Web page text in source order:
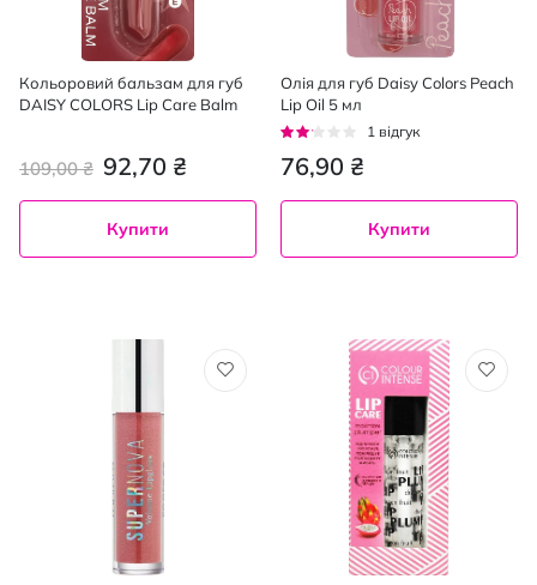
Кольоровий бальзам для губ
DAISY COLORS Lip Care Balm
92,70 ₴
109,00 ₴
Купити
Олія для губ Daisy Colors Peach
Lip Oil 5 мл
Рейтинг:
1 відгук
76,90 ₴
Купити